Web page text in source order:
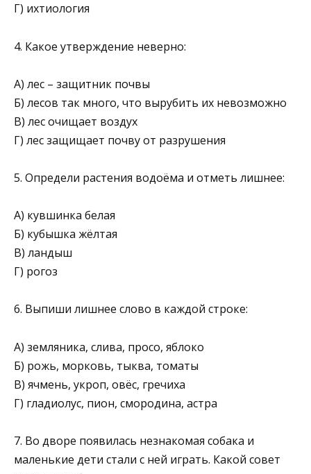
Г) ихтиология
4. Какое утверждение неверно:
А) лес – защитник почвы
Б) лесов так много, что вырубить их невозможно
В) лес очищает воздух
Г) лес защищает почву от разрушения
5. Определи растения водоёма и отметь лишнее:
А) кувшинка белая
Б) кубышка жёлтая
В) ландыш
Г) рогоз
6. Выпиши лишнее слово в каждой строке:
А) земляника, слива, просо, яблоко
Б) рожь, морковь, тыква, томаты
В) ячмень, укроп, овёс, гречиха
Г) гладиолус, пион, смородина, астра
7. Во дворе появилась незнакомая собака и
маленькие дети стали с ней играть. Какой совет